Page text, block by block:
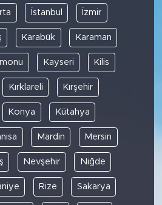
İstanbul İzmir
Karabük Karaman
Kayseri Kilis
Kırklareli Kırşehir
Konya Kütahya
Mardin Mersin
Nevşehir Niğde
Rize Sakarya